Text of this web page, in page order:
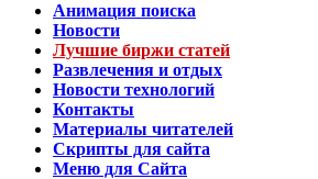
Анимация поиска
Новости
Лучшие биржи статей
Развлечения и отдых
Новости технологий
Контакты
Материалы читателей
Скрипты для сайта
Меню для Сайта